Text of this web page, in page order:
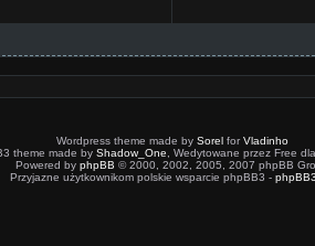
Wordpress theme made by Sorel forVladinho
theme made by Shadow_One , Wedytowane przez Free
Powered by phpBB © 2000, 2002, 2005, 2007 phpBB
Przyjazne użytkownikom polskie wsparcie phpBB3 -